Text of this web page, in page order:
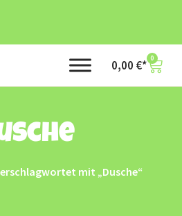
0,00 € 0
mit „Dusche“